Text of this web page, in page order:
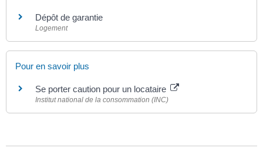
Dépôt de garantie
Logement
Pour en savoir plus
Se porter caution pour un locataire
Institut national de la consommation (INC)